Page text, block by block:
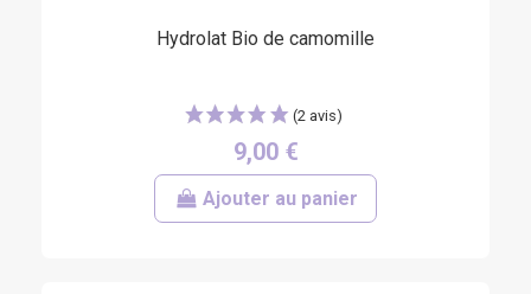
(1 avis)
Hydrolat Bio de camomille
9,00 €
Ajouter au panier